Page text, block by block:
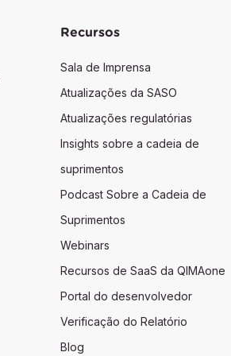
Recursos
Sala de Imprensa
Atualizações da SASO
Atualizações regulatórias
Insights sobre a cadeia de
suprimentos
Podcast Sobre a Cadeia de
Suprimentos
Webinars
Recursos de SaaS da QIMAone
Portal do desenvolvedor
Verificação do Relatório
Blog